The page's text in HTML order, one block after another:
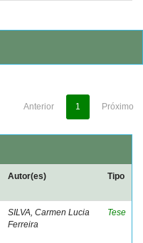
Anterior 1 Próximo
Autor(es) Tipo
SILVA, Carmen Lucia
Ferreira
Tese